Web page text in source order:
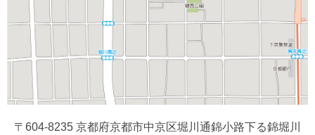
〒604-8235 京都府京都市中京区堀川通錦小路下る錦堀川